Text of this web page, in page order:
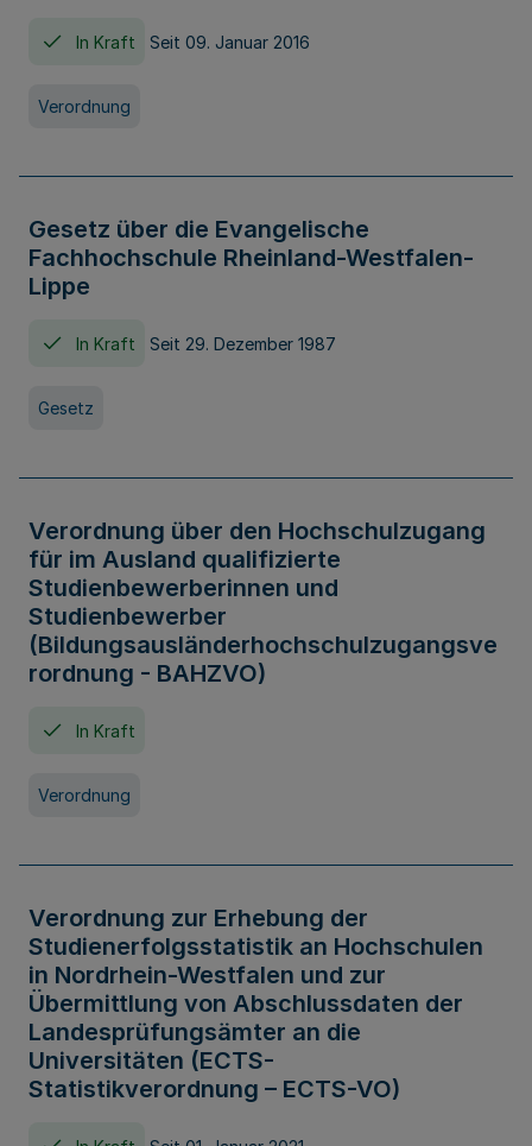
In Kraft Seit 09. Januar 2016
Verordnung
Gesetz über die Evangelische
Fachhochschule Rheinland-Westfalen-
Lippe
In Kraft Seit 29. Dezember 1987
Gesetz
Verordnung über den Hochschulzugang
für im Ausland qualifizierte
Studienbewerberinnen und
Studienbewerber
(Bildungsausländerhochschulzugangsve
rordnung - BAHZVO)
In Kraft
Verordnung
Verordnung zur Erhebung der
Studienerfolgsstatistik an Hochschulen
in Nordrhein-Westfalen und zur
Übermittlung von Abschlussdaten der
Landesprüfungsämter an die
Universitäten (ECTS-
Statistikverordnung – ECTS-VO)